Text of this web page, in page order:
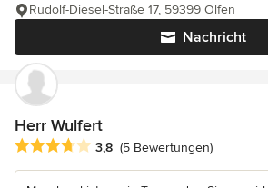
Nachricht
Rudolf-Diesel-Straße 17, 59399 Olfen
Herr Wulfert
Durchschnittliche Bewertung: 3.8 von 5
3,8 (5 Bewertungen)